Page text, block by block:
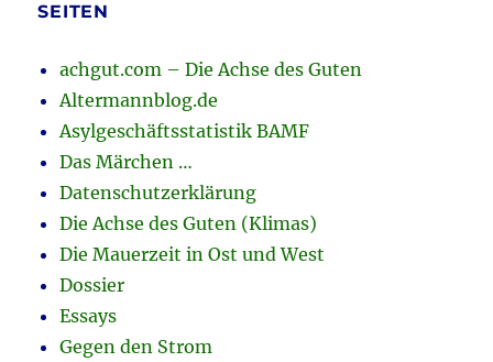
SEITEN
achgut.com – Die Achse des Guten
Altermannblog.de
Asylgeschäftsstatistik BAMF
Das Märchen …
Datenschutzerklärung
Die Achse des Guten (Klimas)
Die Mauerzeit in Ost und West
Dossier
Essays
Gegen den Strom